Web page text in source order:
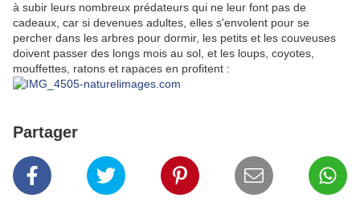
à subir leurs nombreux prédateurs qui ne leur font pas de
cadeaux, car si devenues adultes, elles s'envolent pour se
percher dans les arbres pour dormir, les petits et les couveuses
doivent passer des longs mois au sol, et les loups, coyotes,
mouffettes, ratons et rapaces en profitent :
Partager